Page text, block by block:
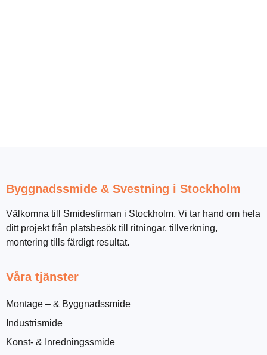
Byggnadssmide & Svestning i Stockholm
Välkomna till Smidesfirman i Stockholm. Vi tar hand om hela
ditt projekt från platsbesök till ritningar, tillverkning,
montering tills färdigt resultat.
Våra tjänster
Montage – & Byggnadssmide
Industrismide
Konst- & Inredningssmide